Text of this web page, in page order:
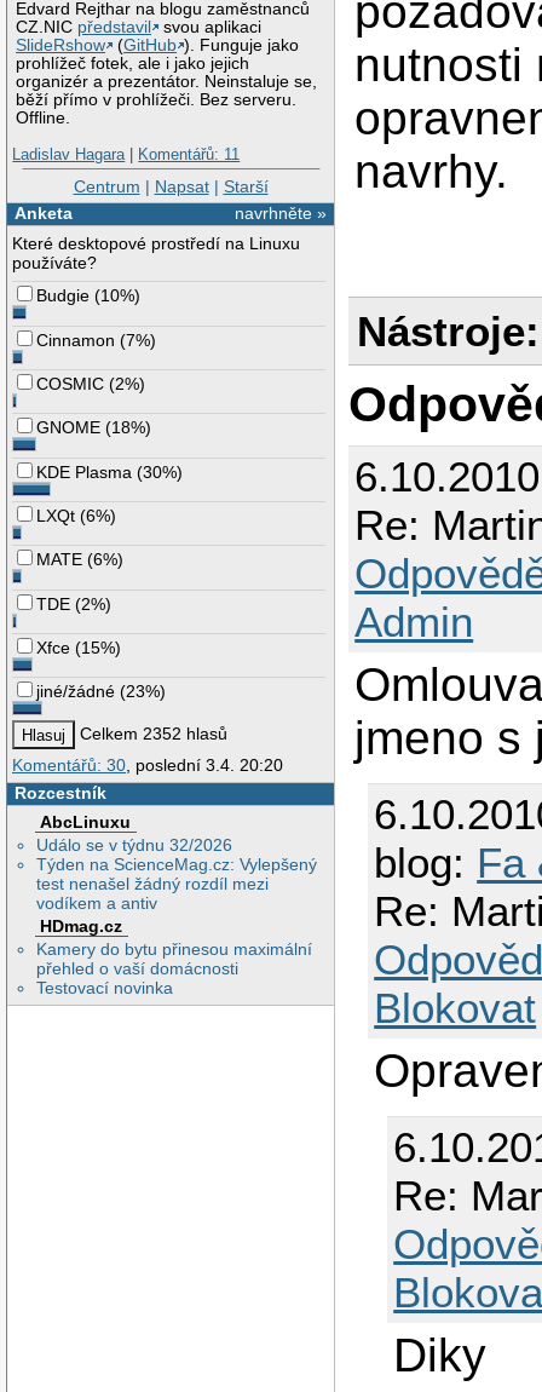
Edvard Rejthar na blogu zaměstnanců
CZ.NIC představil
svou aplikaci
SlideRshow
(GitHub ). Funguje jako
prohlížeč fotek, ale i jako jejich
organizér a prezentátor. Neinstaluje se,
běží přímo v prohlížeči. Bez serveru.
Offline.
Ladislav Hagara| Komentářů: 11
Centrum | Napsat| Starší
navrhněte »
Anketa
Které desktopové prostředí na Linuxu
používáte?
Budgie (10%)
Cinnamon (7%)
COSMIC (2%)
GNOME (18%)
KDE Plasma (30%)
LXQt (6%)
MATE (6%)
TDE (2%)
Xfce (15%)
jiné/žádné (23%)
Celkem 2352 hlasů
Komentářů: 30 , poslední 3.4. 20:20
Rozcestník
AbcLinuxu
Událo se v týdnu 32/2026
Týden na ScienceMag.cz: Vylepšený
test nenašel žádný rozdíl mezi
vodíkem a antiv
HDmag.cz
Kamery do bytu přinesou maximální
přehled o vaší domácnosti
Testovací novinka
nutnosti
navrhy.
Nástroje:
Re:
Admin
jmeno s
blog: Fa
Re:
Blokovat
Re:
Diky